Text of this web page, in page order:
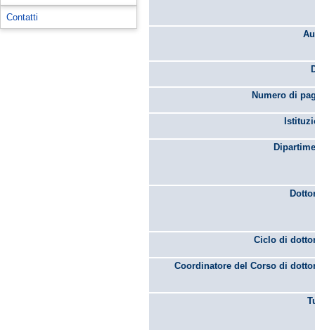
Contatti
Numero di
Ciclo di
Coordinatore del Corso di